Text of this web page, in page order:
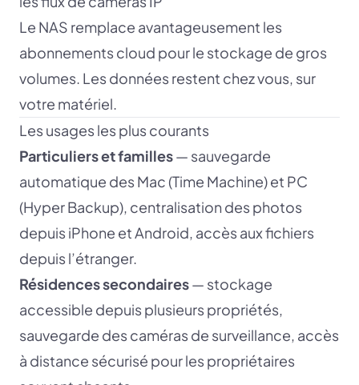
Le NAS remplace avantageusement les
abonnements cloud pour le stockage de gros
volumes. Les données restent chez vous, sur
votre matériel.
Les usages les plus courants
Particuliers et familles— sauvegarde
automatique des Mac (Time Machine) et PC
(Hyper Backup), centralisation des photos
depuis iPhone et Android, accès aux fichiers
depuis l’étranger.
Résidences secondaires— stockage
accessible depuis plusieurs propriétés,
sauvegarde des caméras de surveillance, accès
à distance sécurisé pour les propriétaires